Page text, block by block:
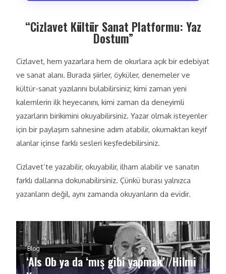
“Cizlavet Kültür Sanat Platformu: Yaz
Dostum”
Cizlavet, hem yazarlara hem de okurlara açık bir edebiyat
ve sanat alanı. Burada şiirler, öyküler, denemeler ve
kültür-sanat yazılarını bulabilirsiniz; kimi zaman yeni
kalemlerin ilk heyecanını, kimi zaman da deneyimli
yazarların birikimini okuyabilirsiniz. Yazar olmak isteyenler
için bir paylaşım sahnesine adım atabilir, okumaktan keyif
alanlar içinse farklı sesleri keşfedebilirsiniz.
Cizlavet’te yazabilir, okuyabilir, ilham alabilir ve sanatın
farklı dallarına dokunabilirsiniz. Çünkü burası yalnızca
yazanların değil, aynı zamanda okuyanların da evidir.
Blog
‘Als Ob ya da ‘mış gibi yapmak’ /Hilmi